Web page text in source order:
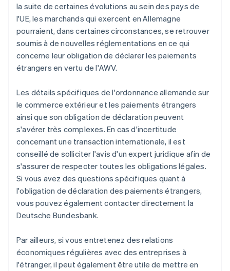
la suite de certaines évolutions au sein des pays de
l'UE, les marchands qui exercent en Allemagne
pourraient, dans certaines circonstances, se retrouver
soumis à de nouvelles réglementations en ce qui
concerne leur obligation de déclarer les paiements
étrangers en vertu de l'AWV.
Les détails spécifiques de l'ordonnance allemande sur
le commerce extérieur et les paiements étrangers
ainsi que son obligation de déclaration peuvent
s'avérer très complexes. En cas d'incertitude
concernant une transaction internationale, il est
conseillé de solliciter l'avis d'un expert juridique afin de
s'assurer de respecter toutes les obligations légales.
Si vous avez des questions spécifiques quant à
l'obligation de déclaration des paiements étrangers,
vous pouvez également contacter directement la
Deutsche Bundesbank.
Par ailleurs, si vous entretenez des relations
économiques régulières avec des entreprises à
l'étranger, il peut également être utile de mettre en